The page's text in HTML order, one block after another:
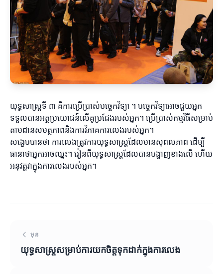
យុទ្ធសាស្ត្រទី ៣ គឺការប្រើប្រាស់បច្ចេកវិទ្យា ។ បច្ចេកវិទ្យាអាចជួយអ្នក
ទទួលបានអត្ថប្រយោជន៍លើគូប្រជែងរបស់អ្នក។ ប្រើប្រាស់កម្មវិធីសម្រាប់
តាមដានសមត្ថភាពនិងការវិភាគការលេងរបស់អ្នក។
សង្ខេបបានថា ការលេងត្រូវការយុទ្ធសាស្ត្រដែលមានសុពលភាព ដើម្បី
ធានាថាអ្នកអាចឈ្នះ។ រៀនពីយុទ្ធសាស្ត្រដែលបានបង្ហាញខាងលើ ហើយ
អនុវត្តវាក្នុងការលេងរបស់អ្នក។
មុន
យុទ្ធសាស្ត្រសម្រាប់ការយកចិត្តទុកដាក់ក្នុងការលេង